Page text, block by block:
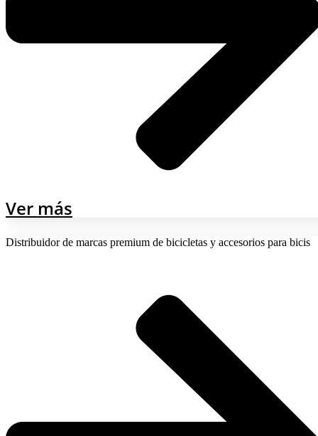
Ver más
Distribuidor de marcas premium de bicicletas y accesorios para bicis